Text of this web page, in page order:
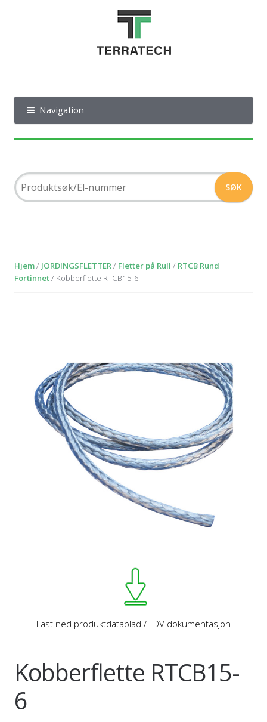
Navigation
Hjem/ JORDINGSFLETTER/ Fletter på Rull / RTCB Rund
Fortinnet/ Kobberflette RTCB15-6
Last ned produktdatablad / FDV dokumentasjon
Kobberflette RTCB15-
6